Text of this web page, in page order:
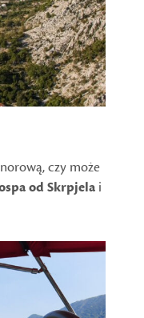
czy może
od Skrpjela i